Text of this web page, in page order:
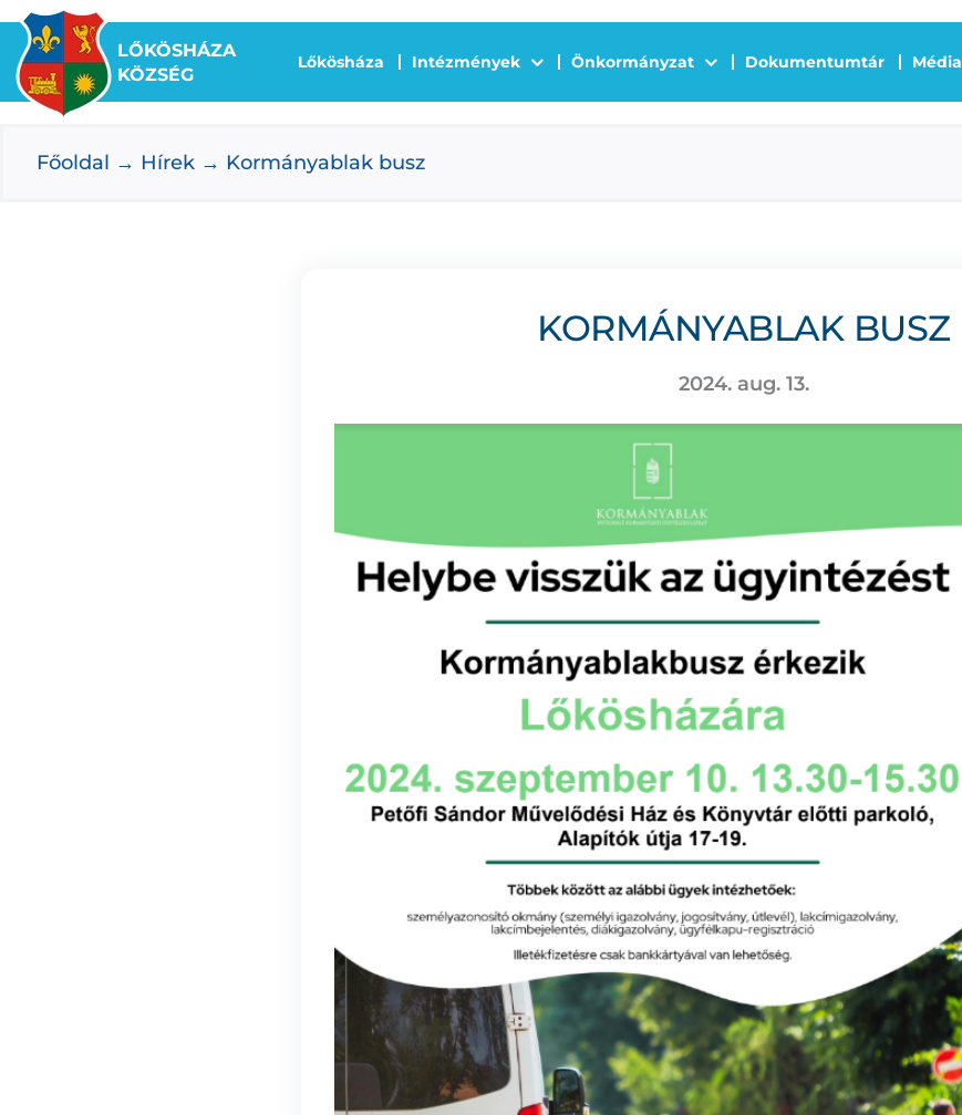
Kihagyás
LŐKÖSHÁZA
KÖZSÉG
Lőkösháza Intézmények Önkormányzat Dokumentumtár Média
Főoldal Hírek Kormányablak busz
KORMÁNYABLAK BUSZ
2024. aug. 13.